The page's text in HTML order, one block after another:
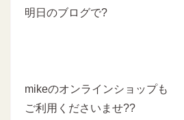
明日のブログで?
mikeのオンラインショップも
ご利用くださいませ??